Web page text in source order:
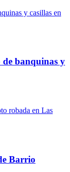
banquinas y
Barrio